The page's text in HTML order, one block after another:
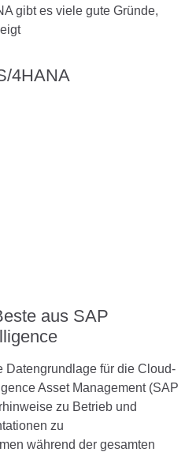
gibt es viele gute Gründe,
4HANA
aus SAP
Datengrundlage für die Cloud-
Asset Management (SAP
zu Betrieb und
zu
während der gesamten